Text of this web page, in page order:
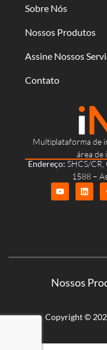
Multiplataforma de
área de
Endereço: SHCS/
1588 –
Sobre Nós
Nossos Produtos
Assine Nossos
Contato
Nossos
Copyright ©